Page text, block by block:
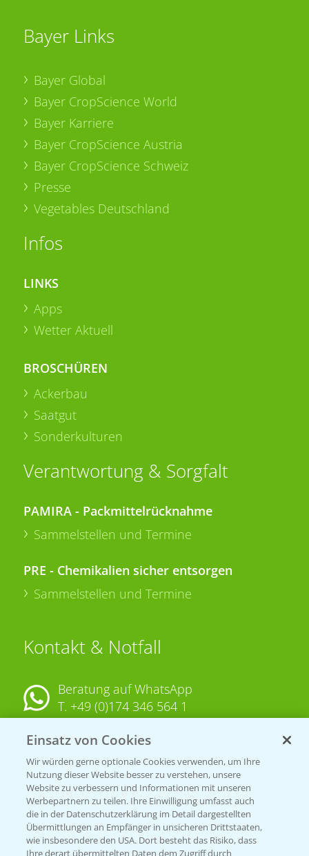
Bayer Links
Bayer Global
Bayer CropScience World
Bayer Karriere
Bayer CropScience Austria
Bayer CropScience Schweiz
Presse
Vegetables Deutschland
Infos
LINKS
Apps
Wetter Aktuell
BROSCHÜREN
Ackerbau
Saatgut
Sonderkulturen
Verantwortung & Sorgfalt
PAMIRA - Packmittelrücknahme
Sammelstellen und Termine
PRE - Chemikalien sicher entsorgen
Sammelstellen und Termine
Kontakt & Notfall
Beratung auf WhatsApp
T. +49 (0)174 346 564 1
KONTAKT
Hilfe in Notfällen
T.+49 (0)214/30-20220
Einsatz von Cookies
Wir würden gerne optionale Cookies verwenden, um Ihre
Nutzung dieser Website besser zu verstehen, unsere
Website zu verbessern und Informationen mit unseren
Werbepartnern zu teilen. Ihre Einwilligung umfasst auch
die in der Datenschutzerklärung im Detail dargestellten
Übermittlungen an Empfänger in unsicheren Drittstaaten,
wie insbesondere den USA. Dort besteht das Risiko, dass
Ihre derart übermittelten Daten dem Zugriff durch